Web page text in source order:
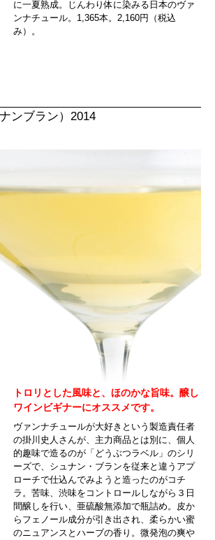
に一夏熟成。じんわり体に染みる日本のヴァ
ンナチュール。1,365本。2,160円（税込
み）。
ンブラン）2014
トロリとした風味と、ほのかな旨味。醸し
ワインビギナーにオススメです。
ヴァンナチュールが大好きという製造責任者
の掛川史人さんが、主力商品とは別に、個人
的趣味で造るのが「どうぶつラベル」のシリ
ーズで、シュナン・ブランを従来と違うアプ
ローチで仕込んでみようと造ったのがコチ
ラ。苦味、渋味をコントロールしながら３日
間醸しを行い、亜硫酸無添加で瓶詰め。皮か
らフェノール成分が引き出され、柔らかい蜜
のニュアンスとハーブの香り。微発泡の爽や